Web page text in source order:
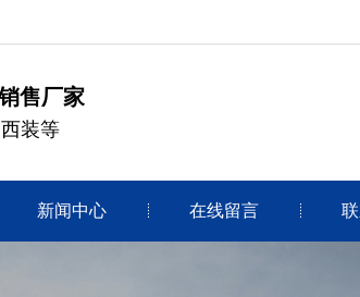
售厂家
装等
新闻中心 在线留言